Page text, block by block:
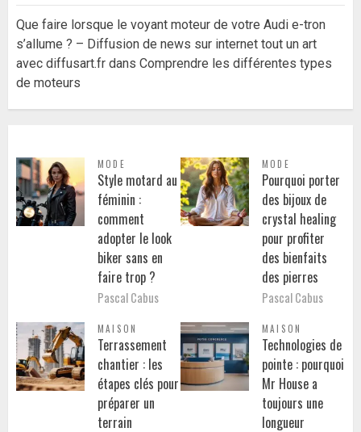
Que faire lorsque le voyant moteur de votre Audi e-tron
s’allume ? – Diffusion de news sur internet tout un art
avec diffusart.fr dans Comprendre les différentes types
de moteurs
MODE
Style motard au
féminin :
comment
adopter le look
biker sans en
faire trop ?
Pascal Cabus
MODE
Pourquoi porter
des bijoux de
crystal healing
pour profiter
des bienfaits
des pierres
Pascal Cabus
MAISON
Terrassement
chantier : les
étapes clés pour
préparer un
terrain
MAISON
Technologies de
pointe : pourquoi
Mr House a
toujours une
longueur